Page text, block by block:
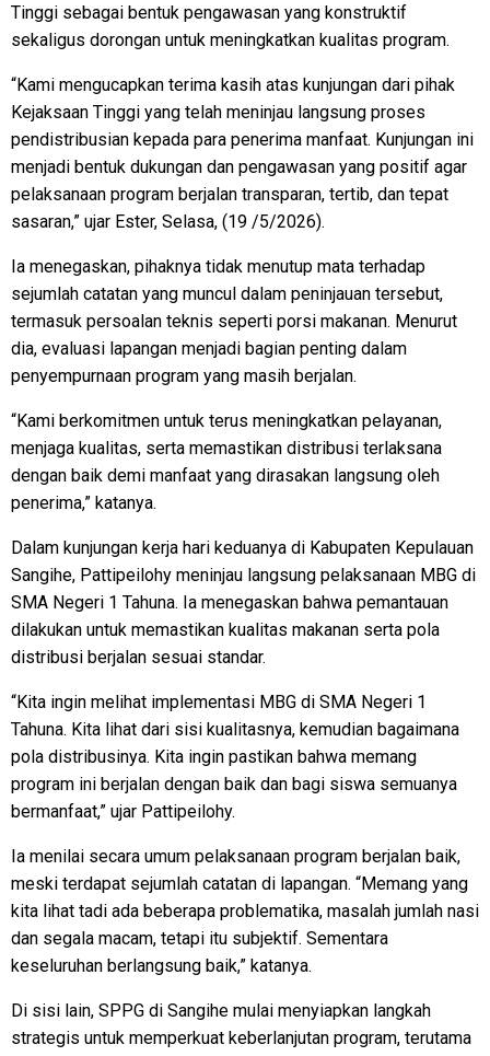
Tinggi sebagai bentuk pengawasan yang konstruktif
sekaligus dorongan untuk meningkatkan kualitas program.
“Kami mengucapkan terima kasih atas kunjungan dari pihak
Kejaksaan Tinggi yang telah meninjau langsung proses
pendistribusian kepada para penerima manfaat. Kunjungan ini
menjadi bentuk dukungan dan pengawasan yang positif agar
pelaksanaan program berjalan transparan, tertib, dan tepat
sasaran,” ujar Ester, Selasa, (19 /5/2026).
Ia menegaskan, pihaknya tidak menutup mata terhadap
sejumlah catatan yang muncul dalam peninjauan tersebut,
termasuk persoalan teknis seperti porsi makanan. Menurut
dia, evaluasi lapangan menjadi bagian penting dalam
penyempurnaan program yang masih berjalan.
“Kami berkomitmen untuk terus meningkatkan pelayanan,
menjaga kualitas, serta memastikan distribusi terlaksana
dengan baik demi manfaat yang dirasakan langsung oleh
penerima,” katanya.
Dalam kunjungan kerja hari keduanya di Kabupaten Kepulauan
Sangihe, Pattipeilohy meninjau langsung pelaksanaan MBG di
SMA Negeri 1 Tahuna. Ia menegaskan bahwa pemantauan
dilakukan untuk memastikan kualitas makanan serta pola
distribusi berjalan sesuai standar.
“Kita ingin melihat implementasi MBG di SMA Negeri 1
Tahuna. Kita lihat dari sisi kualitasnya, kemudian bagaimana
pola distribusinya. Kita ingin pastikan bahwa memang
program ini berjalan dengan baik dan bagi siswa semuanya
bermanfaat,” ujar Pattipeilohy.
Ia menilai secara umum pelaksanaan program berjalan baik,
meski terdapat sejumlah catatan di lapangan. “Memang yang
kita lihat tadi ada beberapa problematika, masalah jumlah nasi
dan segala macam, tetapi itu subjektif. Sementara
keseluruhan berlangsung baik,” katanya.
Di sisi lain, SPPG di Sangihe mulai menyiapkan langkah
strategis untuk memperkuat keberlanjutan program, terutama